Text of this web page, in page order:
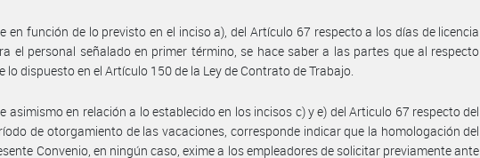
en función de lo previsto en el inciso a), del Artículo 67 respecto a los días de licencia
el personal señalado en primer término, se hace saber a las partes que al respecto
lo dispuesto en el Artículo 150 de la Ley de Contrato de Trabajo.
asimismo en relación a lo establecido en los incisos c) y e) del Articulo 67 respecto del
de otorgamiento de las vacaciones, corresponde indicar que la homologación del
Convenio, en ningún caso, exime a los empleadores de solicitar previamente ante